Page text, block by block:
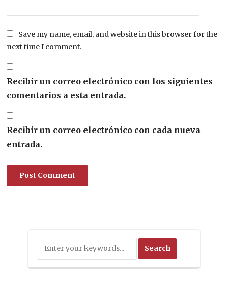
Save my name, email, and website in this browser for the
next time I comment.
Recibir un correo electrónico con los siguientes
comentarios a esta entrada.
Recibir un correo electrónico con cada nueva
entrada.